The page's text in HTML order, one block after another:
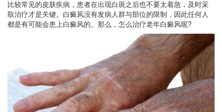
比较常见的皮肤疾病，患者在出现白斑之后也不要太着急，及时采
取治疗才是关键。白癜风没有发病人群与部位的限制，因此任何人
都是有可能会患上白癜风的。那么，怎么治疗老年白癜风呢?